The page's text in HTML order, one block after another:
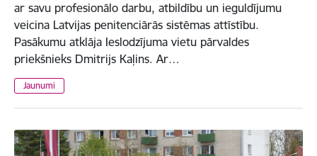
ar savu profesionālo darbu, atbildību un ieguldījumu
veicina Latvijas penitenciārās sistēmas attīstību.
Pasākumu atklāja Ieslodzījuma vietu pārvaldes
priekšnieks Dmitrijs Kaļins. Ar…
Jaunumi